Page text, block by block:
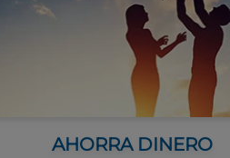
AHORRA DINERO